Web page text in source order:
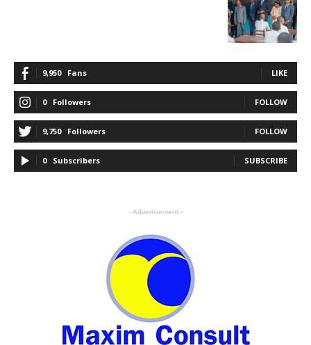
9,950 Fans LIKE
0 Followers FOLLOW
9,750 Followers FOLLOW
0 Subscribers SUBSCRIBE
- Advertisement -